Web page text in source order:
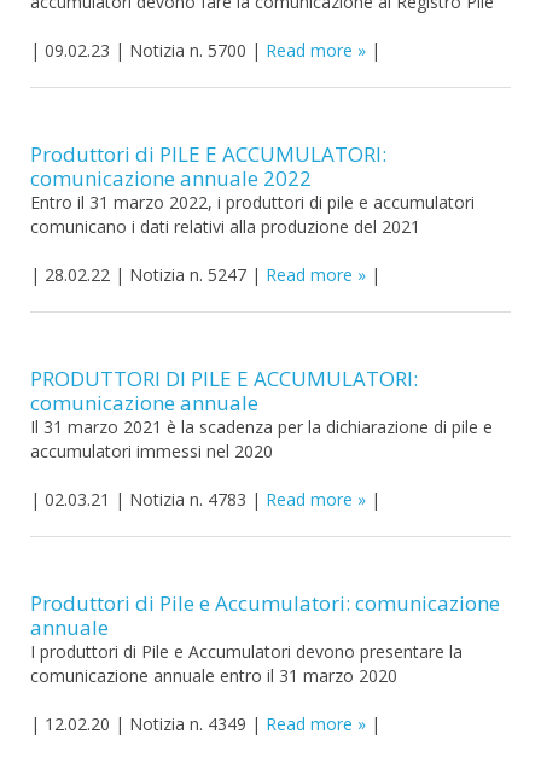
| 09.02.23 | Notizia n. 5700 | Read more |
Produttori di PILE E ACCUMULATORI:
comunicazione annuale 2022
Entro il 31 marzo 2022, i produttori di pile e accumulatori
comunicano i dati relativi alla produzione del 2021
| 28.02.22 | Notizia n. 5247 | Read more |
PRODUTTORI DI PILE E ACCUMULATORI:
comunicazione annuale
Il 31 marzo 2021 è la scadenza per la dichiarazione di pile e
accumulatori immessi nel 2020
| 02.03.21 | Notizia n. 4783 | Read more |
Produttori di Pile e Accumulatori: comunicazione
annuale
I produttori di Pile e Accumulatori devono presentare la
comunicazione annuale entro il 31 marzo 2020
| 12.02.20 | Notizia n. 4349 | Read more |